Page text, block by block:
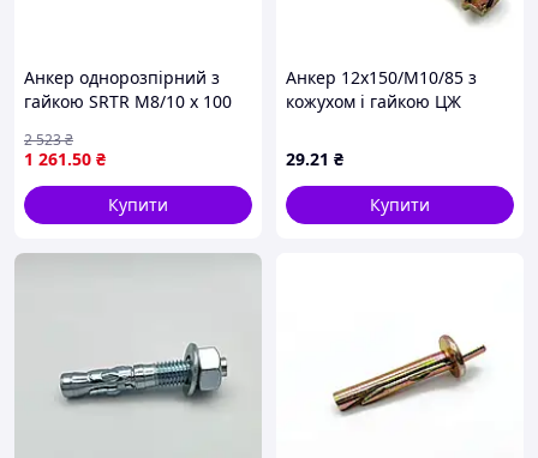
Анкер однорозпірний з
гайкою SRTR M8/10 х 100
штук упаковка
1 261.50 ₴
2 523₴
Купити
Анкер 12х150/М10/85 з
кожухом і гайкою ЦЖ
29.21 ₴
Купити